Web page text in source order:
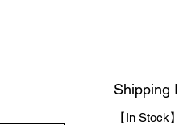
Shipping
【In Stock